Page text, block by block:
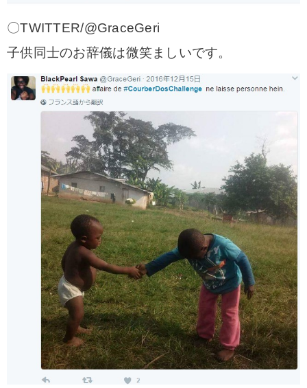
〇TWITTER/@GraceGeri
子供同士のお辞儀は微笑ましいです。